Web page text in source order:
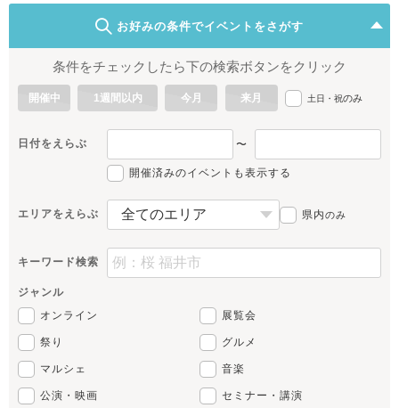
お好みの条件でイベントをさがす
条件をチェックしたら下の検索ボタンをクリック
開催中 1週間以内 今月 来月 土日・祝のみ
日付をえらぶ 〜
開催済みのイベントも表示する
エリアをえらぶ 県内のみ
キーワード検索
ジャンル
オンライン
展覧会
祭り グルメ
マルシェ 音楽
公演・映画 セミナー・講演